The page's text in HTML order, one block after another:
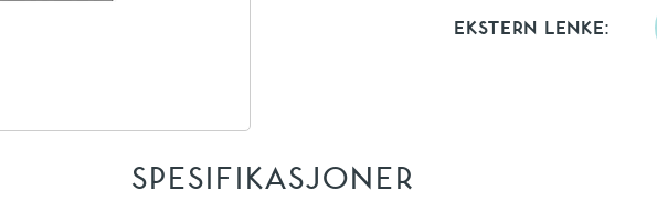
EKSTERN LENKE:
SPESIFIKASJONER